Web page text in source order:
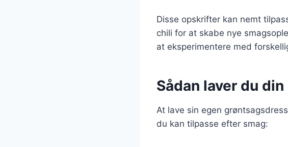
Disse opskrifter kan nemt
chili for at skabe nye
at eksperimentere med
Sådan laver du
At lave sin egen
du kan tilpasse efter smag: